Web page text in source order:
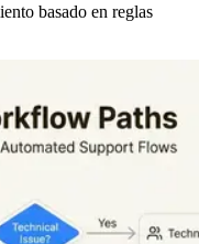
basado en reglas